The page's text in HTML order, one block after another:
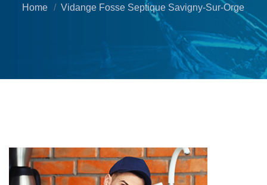
Home Vidange Fosse Septique Savigny-Sur-Orge